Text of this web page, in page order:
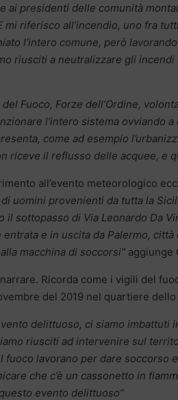
ai presidenti delle comunità
mi riferisco all’incendio, uno fra
l’intero comune, però
riusciti a neutralizzare gli
Fuoco, Forze dell’Ordine,
l’intero sistema ovviando
come ad esempio
riceve il reflusso delle acquee, e
all’evento meteorologico
uomini provenienti da tutta la
il sottopasso di Via Leonardo Da
e in uscita da Palermo,
macchina di soccorsi” aggiunge
Ricorda come i vigili del
del 2019 nel quartiere
delittuoso, ci siamo
riusciti ad intervenire sul
fuoco lavorano per dare soccorso
che c’è un cassonetto in
evento delittuoso”